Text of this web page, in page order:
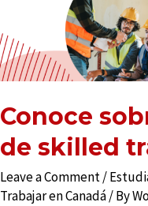
Conoce
de skilled
Leave a Comment/
Trabajar en Canadá/ By